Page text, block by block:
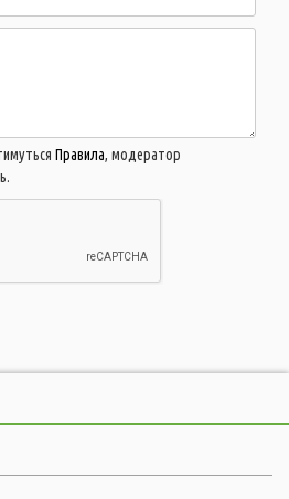
Правила, модератор